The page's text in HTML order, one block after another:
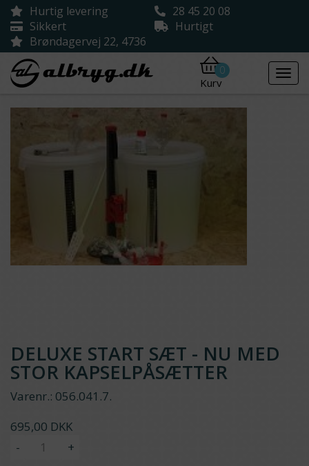
Hurtig levering
28 45 20 08
Sikkert
Hurtigt
Brøndagervej 22, 4736
0
Kurv
DELUXE START SÆT - NU MED
STOR KAPSELPÅSÆTTER
Varenr.: 056.041.7.
695,00 DKK
-
+